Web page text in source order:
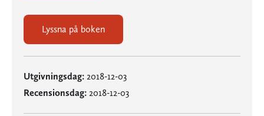
Lyssna på boken
Utgivningsdag: 2018-12-03
Recensionsdag: 2018-12-03